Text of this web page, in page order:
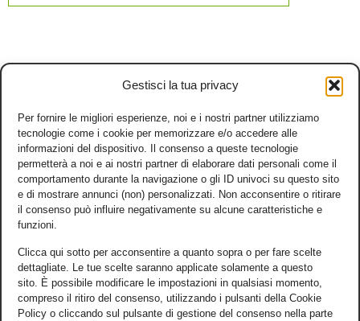
Gestisci la tua privacy
Per fornire le migliori esperienze, noi e i nostri partner utilizziamo
tecnologie come i cookie per memorizzare e/o accedere alle
informazioni del dispositivo. Il consenso a queste tecnologie
permetterà a noi e ai nostri partner di elaborare dati personali come il
comportamento durante la navigazione o gli ID univoci su questo sito
e di mostrare annunci (non) personalizzati. Non acconsentire o ritirare
il consenso può influire negativamente su alcune caratteristiche e
funzioni.
Clicca qui sotto per acconsentire a quanto sopra o per fare scelte
dettagliate. Le tue scelte saranno applicate solamente a questo
sito. È possibile modificare le impostazioni in qualsiasi momento,
compreso il ritiro del consenso, utilizzando i pulsanti della Cookie
Policy o cliccando sul pulsante di gestione del consenso nella parte